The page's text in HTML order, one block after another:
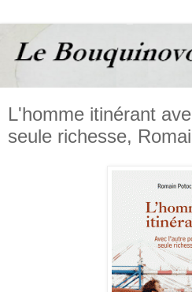
L'homme itinérant
seule richesse,